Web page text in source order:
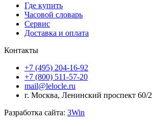
Где купить
Часовой словарь
Сервис
Доставка и оплата
Контакты
+7 (495) 204-16-92
+7 (800) 511-57-20
mail@lelocle.ru
г. Москва, Ленинский проспект 60/2
Разработка сайта: 3Win